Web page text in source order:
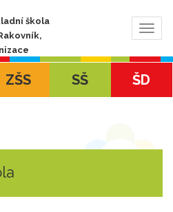
škola
ZŠS SŠ ŠD